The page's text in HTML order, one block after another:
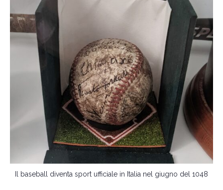
Il baseball diventa sport ufficiale in Italia nel giugno del 1048